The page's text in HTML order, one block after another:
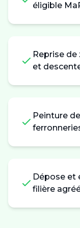
éligible
Reprise
et
Peinture
Dépose et
filière